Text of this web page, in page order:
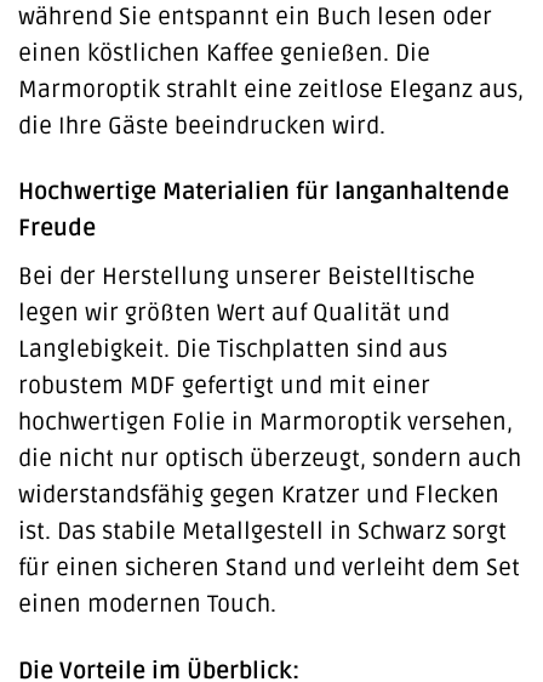
während Sie entspannt ein Buch lesen oder
einen köstlichen Kaffee genießen. Die
Marmoroptik strahlt eine zeitlose Eleganz aus,
die Ihre Gäste beeindrucken wird.
Hochwertige Materialien für langanhaltende
Freude
Bei der Herstellung unserer Beistelltische
legen wir größten Wert auf Qualität und
Langlebigkeit. Die Tischplatten sind aus
robustem MDF gefertigt und mit einer
hochwertigen Folie in Marmoroptik versehen,
die nicht nur optisch überzeugt, sondern auch
widerstandsfähig gegen Kratzer und Flecken
ist. Das stabile Metallgestell in Schwarz sorgt
für einen sicheren Stand und verleiht dem Set
einen modernen Touch.
Die Vorteile im Überblick: